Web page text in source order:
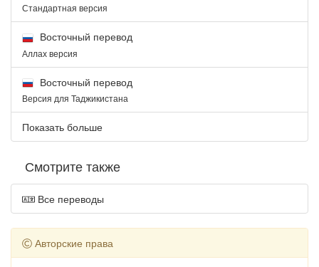
Стандартная версия
Восточный перевод
Аллах версия
Восточный перевод
Версия для Таджикистана
Показать больше
Смотрите также
Все переводы
Авторские права